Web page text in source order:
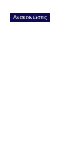
Ανακοινώσεις